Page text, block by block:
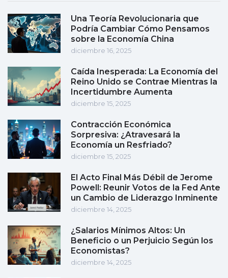
Una Teoría Revolucionaria que
Podría Cambiar Cómo Pensamos
sobre la Economía China
diciembre 16, 2025
Caída Inesperada: La Economía del
Reino Unido se Contrae Mientras la
Incertidumbre Aumenta
diciembre 15, 2025
Contracción Económica
Sorpresiva: ¿Atravesará la
Economía un Resfriado?
diciembre 15, 2025
El Acto Final Más Débil de Jerome
Powell: Reunir Votos de la Fed Ante
un Cambio de Liderazgo Inminente
diciembre 14, 2025
¿Salarios Mínimos Altos: Un
Beneficio o un Perjuicio Según los
Economistas?
diciembre 14, 2025